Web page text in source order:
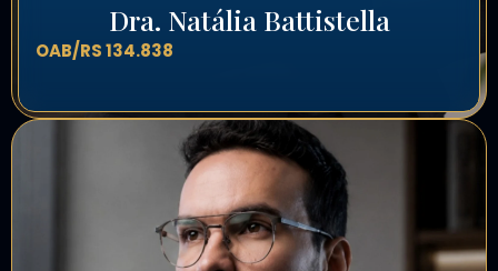
Dra. Natália Battistella
OAB/RS 134.838